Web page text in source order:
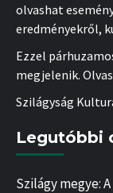
olvashat
eredményekről,
Ezzel
megjelenik.
Szilágyság
Legutóbbi
Szilágy megye: